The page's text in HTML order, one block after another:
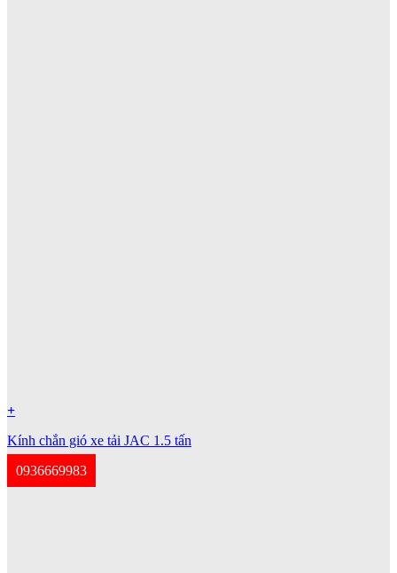
+
Kính chắn gió xe tải JAC 1.5 tấn
0936669983